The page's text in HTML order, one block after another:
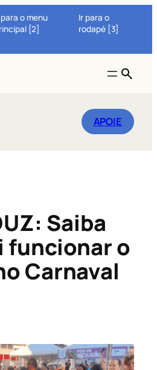
para o menu
[2]
Ir para o
rodapé [3]
APOIE
Saiba
funcionar o
Carnaval